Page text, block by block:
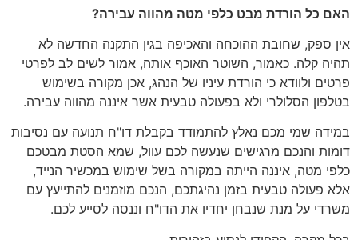
האם כל הורדת מבט כלפי מטה מהווה עבירה?
אין ספק, שחובת ההוכחה והאכיפה בגין התקנה החדשה לא
תהיה קלה. כאמור, השוטר האוכף אותה, אמור לשים לב לפרטי
פרטים ולוודא כי הורדת עיניו של הנהג, אכן מקורה בשימוש
בטלפון הסלולרי ולא בפעולה טבעית אשר איננה מהווה עבירה.
במידה שמי מכם נאלץ להתמודד בקבלת דו"ח תנועה עם נסיבות
דומות והנכם מרגישים שנעשה לכם עוול, שמא הסטת מבטכם
כלפי מטה, איננה הייתה במקורה בשל שימוש במכשיר הנייד,
אלא פעולה טבעית בזמן נהיגתכם, הנכם מוזמנים להתייעץ עם
משרדי על מנת שנבחן יחדיו את הדו"ח וננסה לסייע לכם.